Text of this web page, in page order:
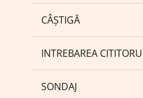
CÂȘTIGĂ
INTREBAREA
SONDAJ